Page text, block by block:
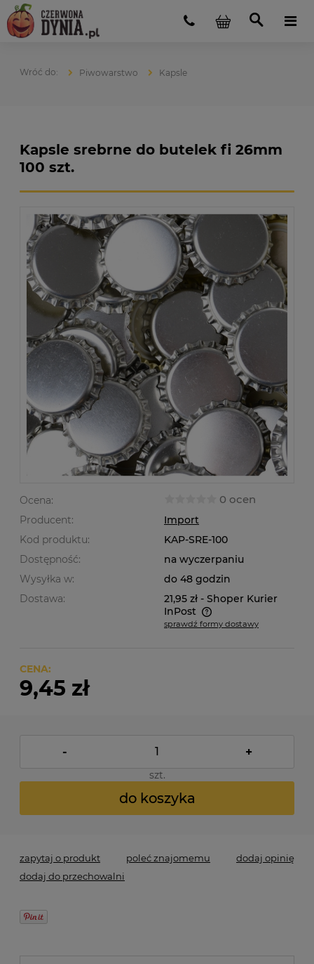
Piwowarstwo Kapsle
Kapsle srebrne do butelek fi 26mm
100 szt.
Ocena: 0 ocen
Producent:
Import
Kod produktu:
KAP-SRE-100
Dostępność:
na wyczerpaniu
Wysyłka w:
do 48 godzin
Dostawa:
21,95 zł - Shoper Kurier
InPost
Cena nie zawiera ewentualnych kosztów płatności
sprawdź formy dostawy
CENA:
9,45 zł
- +
szt.
do koszyka
zapytaj o produkt poleć znajomemu
dodaj opinię
dodaj do przechowalni